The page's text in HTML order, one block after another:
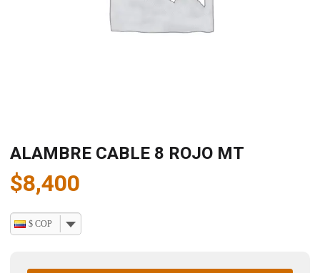
ALAMBRE CABLE 8 ROJO MT
$8,400
$ COP